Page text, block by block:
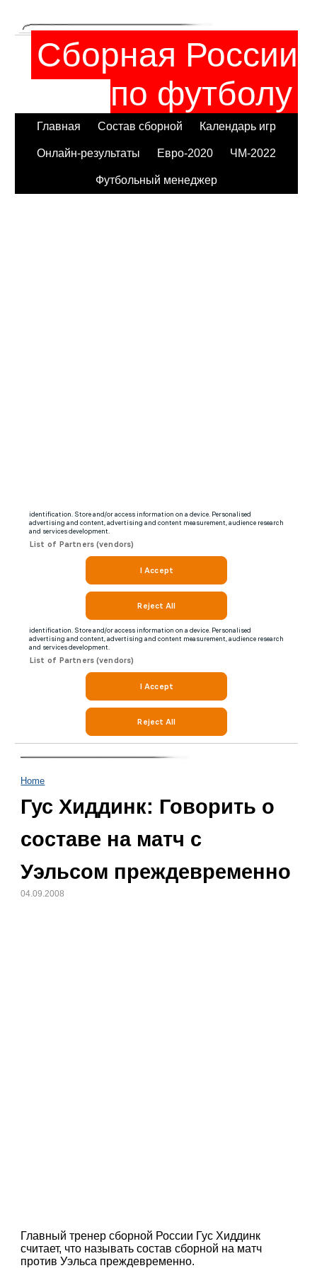
Сборная России
по футболу
Главная Состав сборной Календарь игр
Онлайн-результаты Евро-2020 ЧМ-2022
Футбольный менеджер
Home
Гус Хиддинк: Говорить о
составе на матч с
Уэльсом преждевременно
04.09.2008
Главный тренер сборной России Гус Хиддинк
считает, что называть состав сборной на матч
против Уэльса преждевременно.